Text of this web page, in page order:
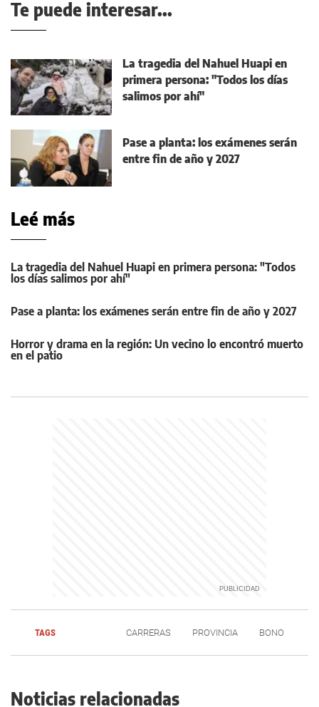
Te puede interesar...
La tragedia del Nahuel Huapi en
primera persona: "Todos los días
salimos por ahí"
Pase a planta: los exámenes serán
entre fin de año y 2027
Leé más
La tragedia del Nahuel Huapi en primera persona: "Todos
los días salimos por ahí"
Pase a planta: los exámenes serán entre fin de año y 2027
Horror y drama en la región: Un vecino lo encontró muerto
en el patio
TAGS CARRERAS PROVINCIA BONO
Noticias relacionadas